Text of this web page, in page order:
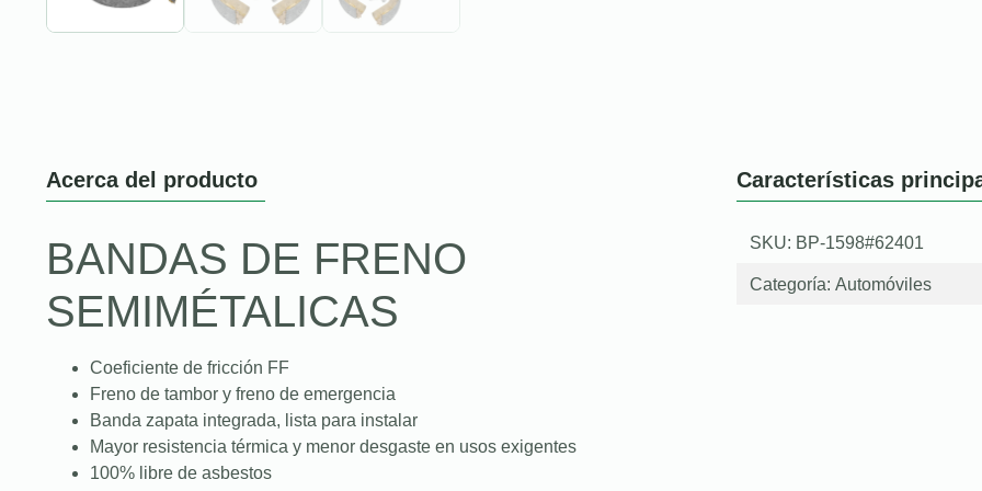
Acerca del producto
BANDAS DE FRENO
SEMIMÉTALICAS
Coeficiente de fricción FF
Freno de tambor y freno de emergencia
Banda zapata integrada, lista para instalar
Mayor resistencia térmica y menor desgaste en usos exigentes
100% libre de asbestos
Características
SKU: BP-1598#62401
Categoría: Automóviles